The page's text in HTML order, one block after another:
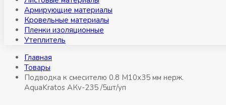
Армирующие материалы
Кровельные материалы
Пленки изоляционные
Утеплитель
Главная
Товары
Подводка к смесителю 0.8 М10х35 мм нерж.
AquaKratos АКv-235 /5шт/уп